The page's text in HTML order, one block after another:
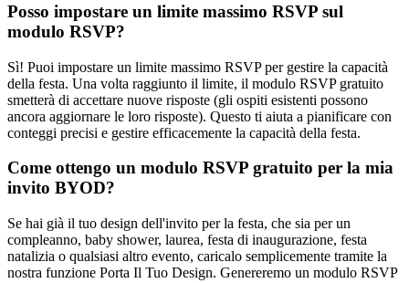
Posso impostare un limite massimo RSVP sul
modulo RSVP?
Sì! Puoi impostare un limite massimo RSVP per gestire la capacità
della festa. Una volta raggiunto il limite, il modulo RSVP gratuito
smetterà di accettare nuove risposte (gli ospiti esistenti possono
ancora aggiornare le loro risposte). Questo ti aiuta a pianificare con
conteggi precisi e gestire efficacemente la capacità della festa.
Come ottengo un modulo RSVP gratuito per la mia
invito BYOD?
Se hai già il tuo design dell'invito per la festa, che sia per un
compleanno, baby shower, laurea, festa di inaugurazione, festa
natalizia o qualsiasi altro evento, caricalo semplicemente tramite la
nostra funzione Porta Il Tuo Design. Genereremo un modulo RSVP